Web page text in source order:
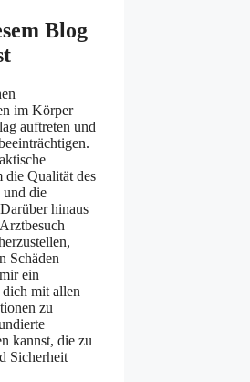
Blog
im Körper
auftreten und
die Qualität des
und die
hinaus
Schäden
ein
dich mit allen
zu
kannst, die zu
Sicherheit